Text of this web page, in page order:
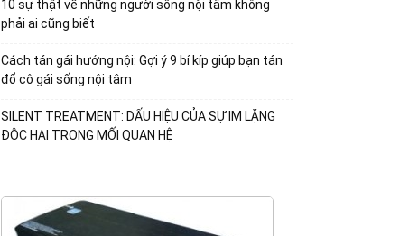
10 sự thật về những người sống nội tâm không
phải ai cũng biết
Cách tán gái hướng nội: Gợi ý 9 bí kíp giúp bạn tán
đổ cô gái sống nội tâm
SILENT TREATMENT: DẤU HIỆU CỦA SỰ IM LẶNG
ĐỘC HẠI TRONG MỐI QUAN HỆ